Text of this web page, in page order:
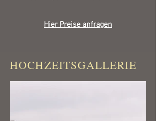
Hier Preise anfragen
HOCHZEITSGALLERIE